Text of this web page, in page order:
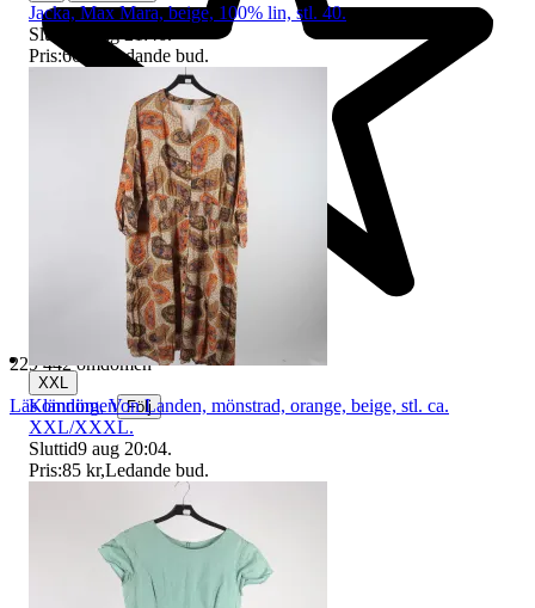
229 442 omdömen
Läs omdömen Följ
Jacka, Max Mara, beige, 100% lin, stl. 40.
Sluttid
Pris:66 kr Ledande bud.
XXL
Klänning, Von Landen, mönstrad, orange, beige, stl. ca.
XXL/XXXL.
Sluttid9 aug 20:04.
Pris:85 kr,Ledande bud.